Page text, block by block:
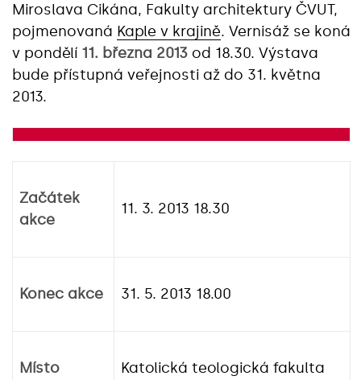
Miroslava Cikána, Fakulty architektury ČVUT,
pojmenovaná Kaple v krajině. Vernisáž se koná
v pondělí 11. března 2013 od 18.30. Výstava
bude přístupná veřejnosti až do 31. května
2013.
Začátek
akce
11. 3. 2013 18.30
Konec akce 31. 5. 2013 18.00
Místo
Katolická teologická fakulta